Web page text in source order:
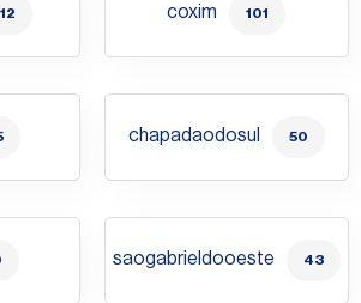
coxim 101
chapadaodosul 50
saogabrieldooeste 43